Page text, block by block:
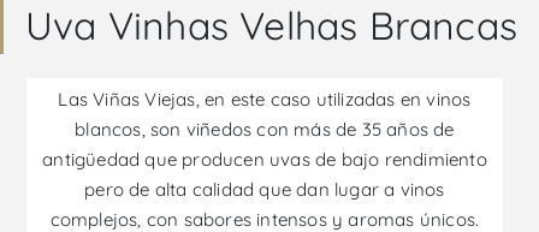
Uva Vinhas Velhas Brancas
Las Viñas Viejas, en este caso utilizadas en vinos
blancos, son viñedos con más de 35 años de
antigüedad que producen uvas de bajo rendimiento
pero de alta calidad que dan lugar a vinos
complejos, con sabores intensos y aromas únicos.